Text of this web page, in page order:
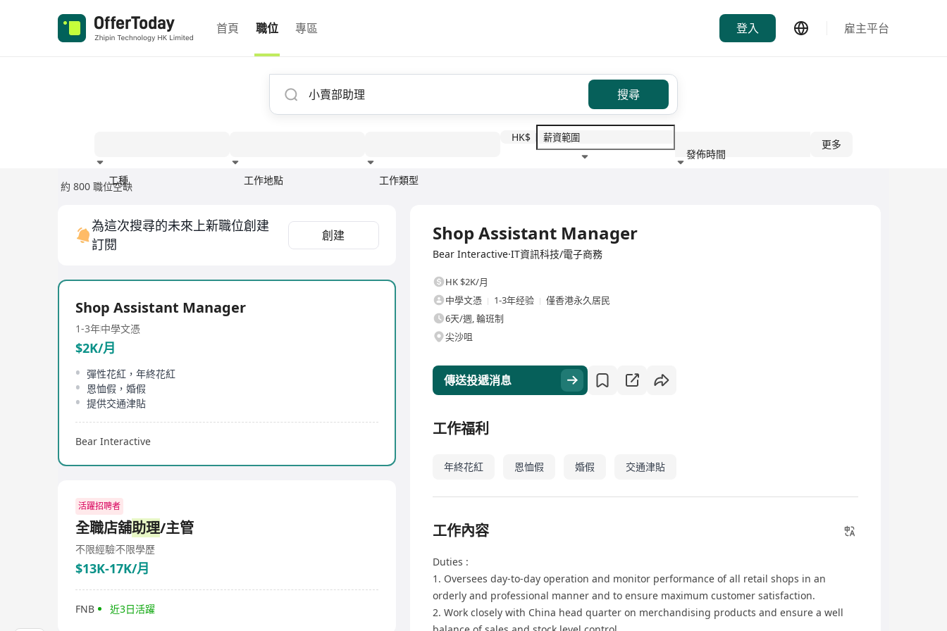
首頁 職位 專區 登入 雇主平台
搜尋
工種 工作地點 工作類型
HK$
發佈時間
更多
約 800 職位空缺
為這次搜尋的未來上新職位創建
訂閱
創建
Shop Assistant Manager
1-3年中學文憑
$2K/月
彈性花紅，年終花紅
恩恤假，婚假
提供交通津貼
Bear Interactive
活躍招聘者
全職店舖助理/主管
不限經驗不限學歷
$13K-17K/月
FNB 近3日活躍
Shop Assistant Manager
Bear Interactive·IT資訊科技/電子商務
HK $2K/月
中學文憑
1-3年经验
僅香港永久居民
6天/週, 輪班制
尖沙咀
傳送投遞消息
工作福利
年終花紅 恩恤假 婚假 交通津貼
工作內容
Duties :
1. Oversees day-to-day operation and monitor performance of all retail shops in an
orderly and professional manner and to ensure maximum customer satisfaction.
2. Work closely with China head quarter on merchandising products and ensure a well